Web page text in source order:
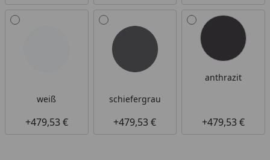
weiß
+479,53 €
schiefergrau
+479,53 €
anthrazit
+479,53 €